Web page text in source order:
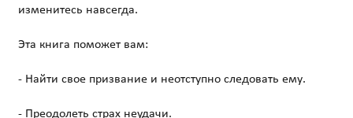
изменитесь навсегда.
Эта книга поможет вам:
- Найти свое призвание и неотступно следовать ему.
- Преодолеть страх неудачи.